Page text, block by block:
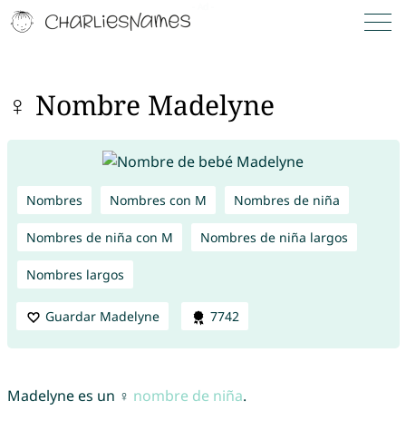
♀ Nombre Madelyne
Nombres Nombres con M Nombres de niña
Nombres de niña con M Nombres de niña largos
Nombres largos
Guardar Madelyne 7742
Madelyne es un ♀ nombre de niña.